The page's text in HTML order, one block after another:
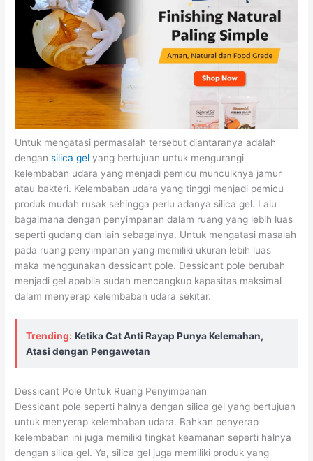
Untuk mengatasi permasalah tersebut diantaranya adalah
dengansilica gel yang bertujuan untuk mengurangi
kelembaban udara yang menjadi pemicu munculknya jamur
atau bakteri. Kelembaban udara yang tinggi menjadi pemicu
produk mudah rusak sehingga perlu adanya silica gel. Lalu
bagaimana dengan penyimpanan dalam ruang yang lebih luas
seperti gudang dan lain sebagainya. Untuk mengatasi masalah
pada ruang penyimpanan yang memiliki ukuran lebih luas
maka menggunakan dessicant pole. Dessicant pole berubah
menjadi gel apabila sudah mencangkup kapasitas maksimal
dalam menyerap kelembaban udara sekitar.
Trending: Ketika Cat Anti Rayap Punya Kelemahan,
Atasi dengan Pengawetan
Dessicant Pole Untuk Ruang Penyimpanan
Dessicant pole seperti halnya dengan silica gel yang bertujuan
untuk menyerap kelembaban udara. Bahkan penyerap
kelembaban ini juga memiliki tingkat keamanan seperti halnya
dengan silica gel. Ya, silica gel juga memiliki produk yang